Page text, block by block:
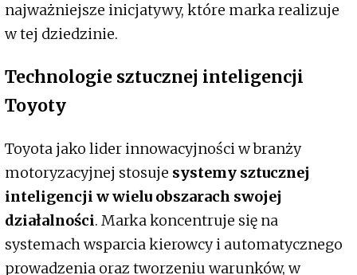
najważniejsze inicjatywy, które marka realizuje
w tej dziedzinie.
Technologie sztucznej inteligencji
Toyoty
Toyota jako lider innowacyjności w branży
motoryzacyjnej stosuje systemy sztucznej
inteligencji w wielu obszarach swojej
działalności. Marka koncentruje się na
systemach wsparcia kierowcy i automatycznego
prowadzenia oraz tworzeniu warunków, w